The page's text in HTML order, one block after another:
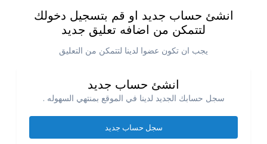
انشئ حساب جديد او قم بتسجيل دخولك
لتتمكن من اضافه تعليق جديد
يجب ان تكون عضوا لدينا لتتمكن من التعليق
انشئ حساب جديد
سجل حسابك الجديد لدينا في الموقع بمنتهي السهوله .
سجل حساب جديد